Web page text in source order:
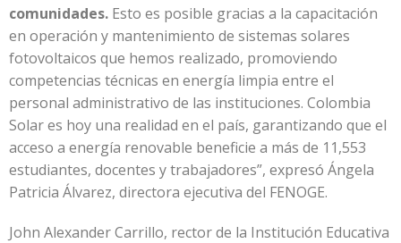
comunidades. Esto es posible gracias a la capacitación
en operación y mantenimiento de sistemas solares
fotovoltaicos que hemos realizado, promoviendo
competencias técnicas en energía limpia entre el
personal administrativo de las instituciones. Colombia
Solar es hoy una realidad en el país, garantizando que el
acceso a energía renovable beneficie a más de 11,553
estudiantes, docentes y trabajadores”, expresó Ángela
Patricia Álvarez, directora ejecutiva del FENOGE.
John Alexander Carrillo, rector de la Institución Educativa